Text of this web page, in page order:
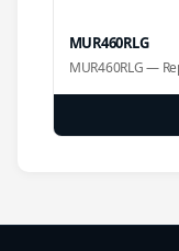
MUR460RLG
MUR460RLG —